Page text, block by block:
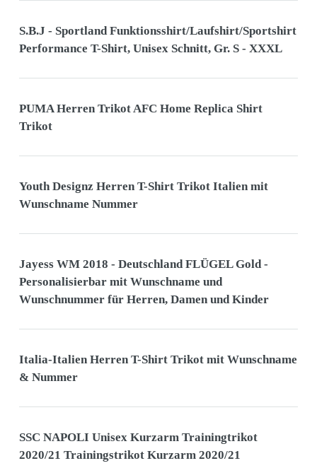
S.B.J - Sportland Funktionsshirt/Laufshirt/Sportshirt
Performance T-Shirt, Unisex Schnitt, Gr. S - XXXL
PUMA Herren Trikot AFC Home Replica Shirt
Trikot
Youth Designz Herren T-Shirt Trikot Italien mit
Wunschname Nummer
Jayess WM 2018 - Deutschland FLÜGEL Gold -
Personalisierbar mit Wunschname und
Wunschnummer für Herren, Damen und Kinder
Italia-Italien Herren T-Shirt Trikot mit Wunschname
& Nummer
SSC NAPOLI Unisex Kurzarm Trainingtrikot
2020/21 Trainingstrikot Kurzarm 2020/21